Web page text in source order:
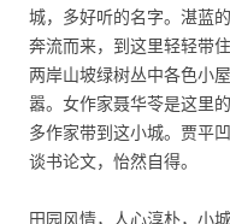
城，多好听的名字。湛蓝
奔流而来，到这里轻轻带
两岸山坡绿树丛中各色小
嚣。女作家聂华苓是这里
多作家带到这小城。贾平
谈书论文，怡然自得。
田园风情，人心淳朴，小